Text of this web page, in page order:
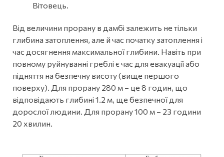
Вітовець.
Від величини прорану в дамбі залежить не тільки
глибина затоплення, але й час початку затоплення і
час досягнення максимальної глибини. Навіть при
повному руйнуванні греблі є час для евакуації або
підняття на безпечну висоту (вище першого
поверху). Для прорану 280 м – це 8 годин, що
відповідають глибині 1.2 м, ще безпечної для
дорослої людини. Для прорану 100 м – 23 години
20 хвилин.